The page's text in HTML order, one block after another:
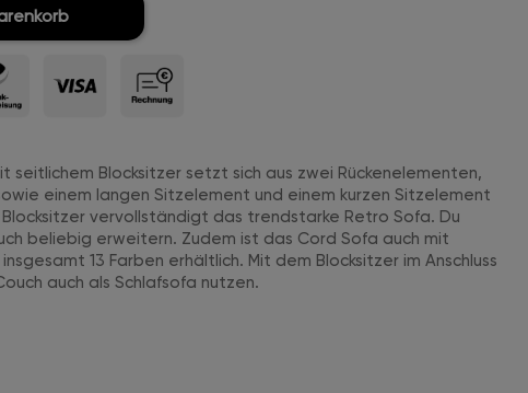
seitlichem Blocksitzer setzt sich aus zwei Rückenelementen,
einem langen Sitzelement und einem kurzen Sitzelement
Blocksitzer vervollständigt das trendstarke Retro Sofa. Du
beliebig erweitern. Zudem ist das Cord Sofa auch mit
13 Farben erhältlich. Mit dem Blocksitzer im Anschluss
auch als Schlafsofa nutzen.